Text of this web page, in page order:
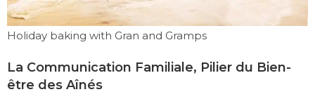
Holiday baking with Gran and Gramps
La Communication Familiale, Pilier du Bien-
être des Aînés